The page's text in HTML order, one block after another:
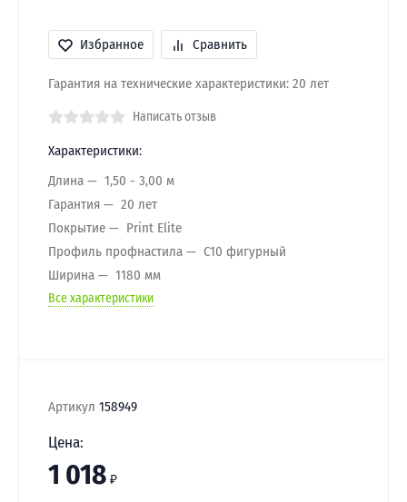
Избранное Сравнить
Гарантия на технические характеристики: 20 лет
Написать отзыв
Характеристики:
Длина
1,50 - 3,00 м
Гарантия
20 лет
Покрытие
Print Elite
Профиль профнастила
C10 фигурный
Ширина
1180 мм
Все характеристики
Артикул 158949
Цена:
1 018 ₽